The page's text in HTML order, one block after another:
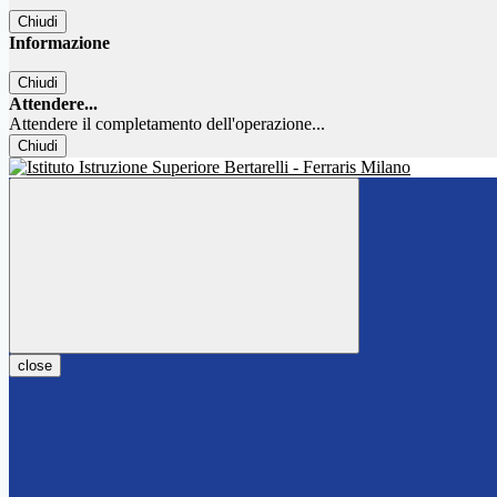
Chiudi
Informazione
Chiudi
Attendere...
Attendere il completamento dell'operazione...
Chiudi
close